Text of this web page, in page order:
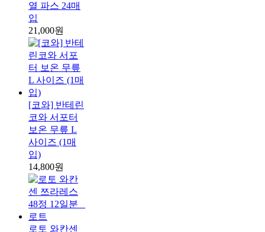
열 파스 24매
입
21,000원
[코와] 반테린
코와 서포터
보온 무릎 L
사이즈 (1매
입)
14,800원
로토 와칸센